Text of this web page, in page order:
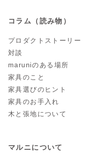
コラム（読み物）
プロダクトストーリー
対談
maruniのある場所
家具のこと
家具選びのヒント
家具のお手入れ
木と張地について
マルニについて